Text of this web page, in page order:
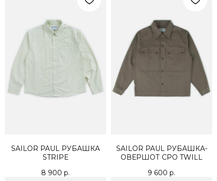
SAILOR PAUL РУБАШКА
STRIPE
8 900 р.
SAILOR PAUL РУБАШКА-
ОВЕРШОТ CPO TWILL
9 600 р.